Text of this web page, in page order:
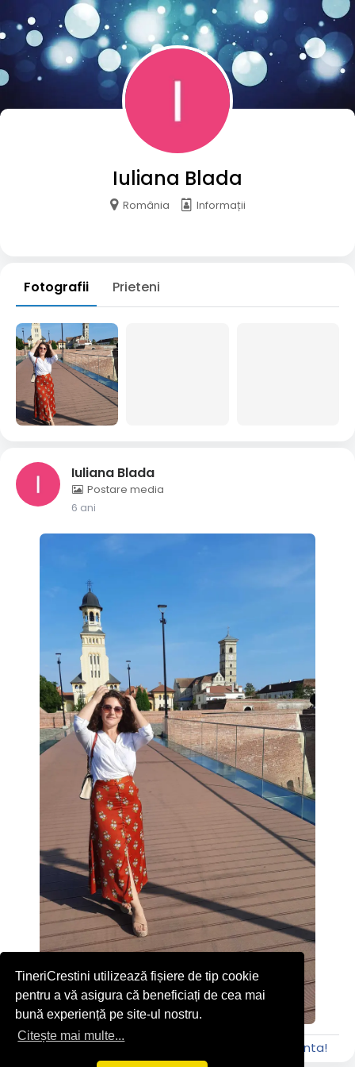
TineriCrestini utilizează fișiere de tip cookie
pentru a vă asigura că beneficiați de cea mai
bună experiență pe site-ul nostru.
Citește mai multe...
Iuliana Blada
România Informații
Fotografii Prieteni
Iuliana Blada
Postare media
6 ani
Intră pe site pentru a aprecia, distribui sau comenta!